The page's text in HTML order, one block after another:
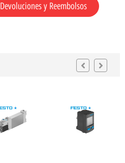
Devoluciones y Reembolsos